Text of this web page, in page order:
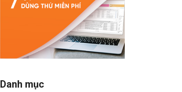
Danh mục